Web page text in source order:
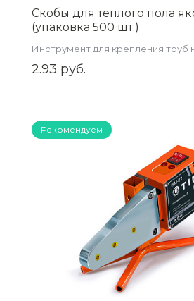
Скобы для теплого пола
(упаковка 500 шт.)
Инструмент для крепления труб
отопления
2.93 руб.
Рекомендуем